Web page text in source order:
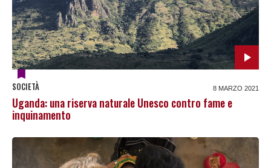
SOCIETÀ 8 MARZO 2021
Uganda: una riserva naturale Unesco contro fame e
inquinamento